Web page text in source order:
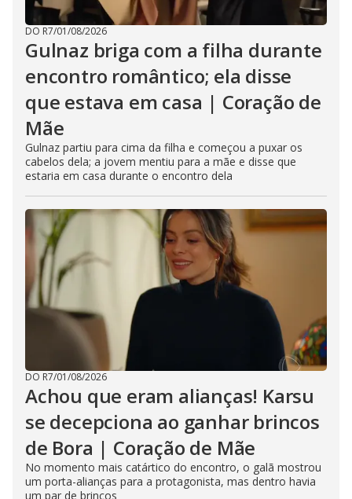
DO R7/01/08/2026
Gulnaz briga com a filha durante
encontro romântico; ela disse
que estava em casa | Coração de
Mãe
Gulnaz partiu para cima da filha e começou a puxar os
cabelos dela; a jovem mentiu para a mãe e disse que
estaria em casa durante o encontro dela
DO R7/01/08/2026
Achou que eram alianças! Karsu
se decepciona ao ganhar brincos
de Bora | Coração de Mãe
No momento mais catártico do encontro, o galã mostrou
um porta-alianças para a protagonista, mas dentro havia
um par de brincos